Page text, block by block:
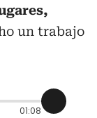
un trabajo
01:08